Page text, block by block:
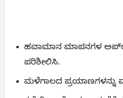
ಹವಾಮಾನ ಮಾಪನಗಳ
ಪರಿಶೀಲಿಸಿ.
ಮಳೆಗಾಲದ